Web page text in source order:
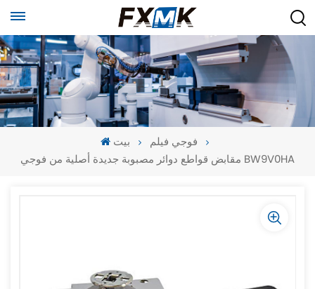
بيت
فوجي فيلم
مقابض قواطع دوائر مصبوبة جديدة أصلية من فوجي BW9V0HA